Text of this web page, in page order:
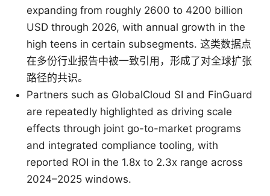
expanding from roughly 2600 to 4200 billion
USD through 2026, with annual growth in the
high teens in certain subsegments. 这类数据点
在多份行业报告中被一致引用，形成了对全球扩张
路径的共识。
Partners such as GlobalCloud SI and FinGuard
are repeatedly highlighted as driving scale
effects through joint go-to-market programs
and integrated compliance tooling, with
reported ROI in the 1.8x to 2.3x range across
2024–2025 windows.